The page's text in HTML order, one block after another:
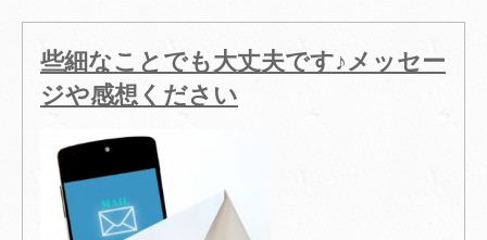
些細なことでも大丈夫です♪メッセー
ジや感想ください